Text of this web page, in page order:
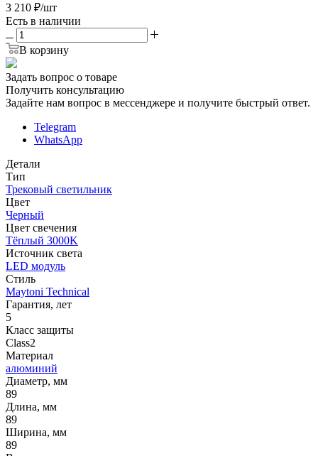
3 210 ₽/шт
Есть в наличии
В корзину
Задать вопрос о товаре
Получить консультацию
Задайте нам вопрос в мессенджере и получите быстрый ответ.
Telegram
WhatsApp
Детали
Тип
Трековый светильник
Цвет
Черный
Цвет свечения
Тёплый 3000K
Источник cвета
LED модуль
Стиль
Maytoni Technical
Гарантия, лет
5
Класс защиты
Class2
Материал
алюминий
Диаметр, мм
89
Длина, мм
89
Ширина, мм
89